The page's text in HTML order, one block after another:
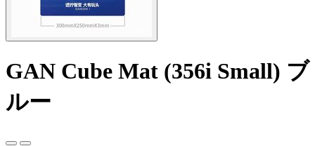
GAN Cube Mat (356i Small) ブ
ルー